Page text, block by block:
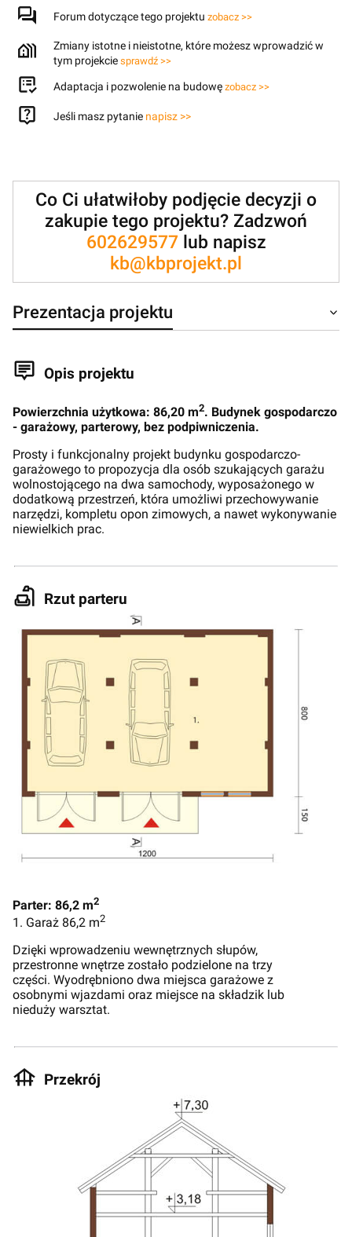
Forum dotyczące tego projektu zobacz >>
Zmiany istotne i nieistotne, które możesz wprowadzić w
tym projekcie sprawdź >>
Adaptacja i pozwolenie na budowę zobacz >>
Jeśli masz pytanie napisz >>
Co Ci ułatwiłoby podjęcie decyzji o
zakupie tego projektu? Zadzwoń
602629577lub napisz
kb@kbprojekt.pl
Prezentacja projektu
Opis projektu
Powierzchnia użytkowa: 86,20 m2. Budynek gospodarczo
- garażowy, parterowy, bez podpiwniczenia.
Prosty i funkcjonalny projekt budynku gospodarczo-
garażowego to propozycja dla osób szukających garażu
wolnostojącego na dwa samochody, wyposażonego w
dodatkową przestrzeń, która umożliwi przechowywanie
narzędzi, kompletu opon zimowych, a nawet wykonywanie
niewielkich prac.
Rzut parteru
Parter: 86,2 m2
1. Garaż 86,2 m2
Dzięki wprowadzeniu wewnętrznych słupów,
przestronne wnętrze zostało podzielone na trzy
części. Wyodrębniono dwa miejsca garażowe z
osobnymi wjazdami oraz miejsce na składzik lub
nieduży warsztat.
Przekrój